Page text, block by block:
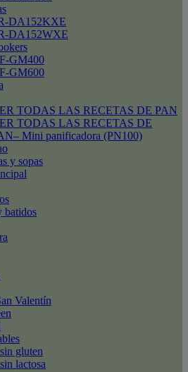
DA152KXE
DA152WXE
GM400
GM600
TODAS LAS RECETAS DE PAN
TODAS LAS RECETAS DE
Mini panificadora (PN100)
y sopas
batidos
Valentín
gluten
lactosa